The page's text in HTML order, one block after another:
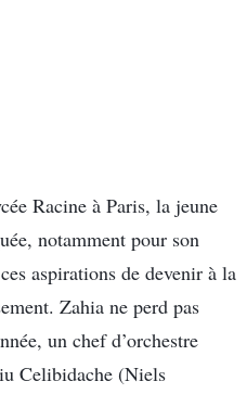
Racine à Paris, la jeune
notamment pour son
aspirations de devenir à la
Zahia ne perd pas
un chef d’orchestre
Celibidache (Niels